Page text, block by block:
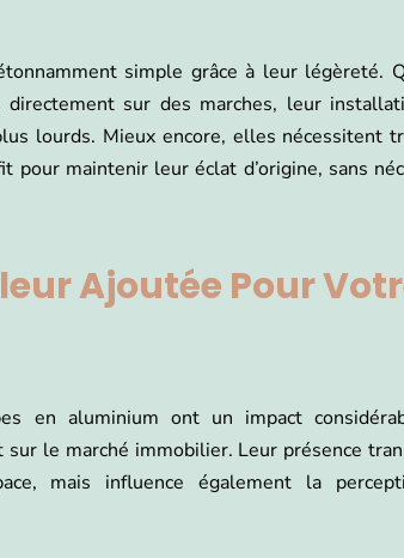
simple grâce à leur légèreté.
sur des marches, leur
lourds. Mieux encore, elles nécessitent
pour maintenir leur éclat d’origine, sans
Ajoutée Pour
en aluminium ont un impact
le marché immobilier. Leur présence
mais influence également la